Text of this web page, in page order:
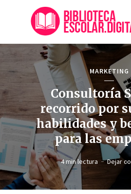
MARKETING
Consultoría
recorrido por
habilidades y
para las
4 min lectura Dejar